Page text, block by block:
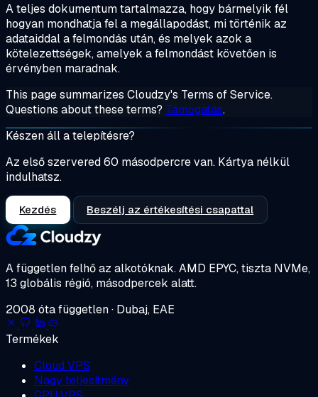
A teljes dokumentum tartalmazza, hogy bármelyik fél
hogyan mondhatja fel a megállapodást, mi történik az
adataiddal a felmondás után, és melyek azok a
kötelezettségek, amelyek a felmondást követően is
érvényben maradnak.
This page summarizes Cloudzy's Terms of Service.
Questions about these terms? Támogatás.
Készen áll a telepítésre?
Az első szervered 60 másodpercre van. Kártya nélkül
indulhatsz.
Kezdés Beszélj az értékesítési csapattal
A független felhő az alkotóknak.AMD EPYC, tiszta NVMe,
13 globális régió, másodpercek alatt.
2008 óta független · Dubaj, EAE
Termékek
Cloud VPS
Nagy teljesítmény